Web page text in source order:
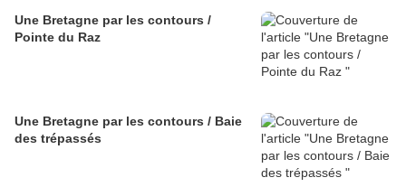
Une Bretagne par les contours /
Pointe du Raz
Une Bretagne par les contours / Baie
des trépassés